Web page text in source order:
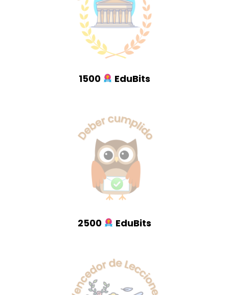
1500 EduBits
2500 EduBits